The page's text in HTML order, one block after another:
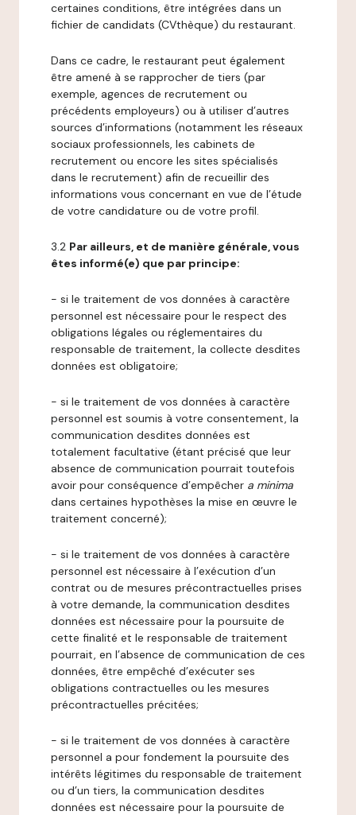
certaines conditions, être intégrées dans un
fichier de candidats (CVthèque) du restaurant.
Dans ce cadre, le restaurant peut également
être amené à se rapprocher de tiers (par
exemple, agences de recrutement ou
précédents employeurs) ou à utiliser d’autres
sources d’informations (notamment les réseaux
sociaux professionnels, les cabinets de
recrutement ou encore les sites spécialisés
dans le recrutement) afin de recueillir des
informations vous concernant en vue de l’étude
de votre candidature ou de votre profil.
3.2 Par ailleurs, et de manière générale, vous
êtes informé(e) que par principe:
- si le traitement de vos données à caractère
personnel est nécessaire pour le respect des
obligations légales ou réglementaires du
responsable de traitement, la collecte desdites
données est obligatoire;
- si le traitement de vos données à caractère
personnel est soumis à votre consentement, la
communication desdites données est
totalement facultative (étant précisé que leur
absence de communication pourrait toutefois
avoir pour conséquence d’empêcher a minima
dans certaines hypothèses la mise en œuvre le
traitement concerné);
- si le traitement de vos données à caractère
personnel est nécessaire à l’exécution d’un
contrat ou de mesures précontractuelles prises
à votre demande, la communication desdites
données est nécessaire pour la poursuite de
cette finalité et le responsable de traitement
pourrait, en l’absence de communication de ces
données, être empêché d’exécuter ses
obligations contractuelles ou les mesures
précontractuelles précitées;
- si le traitement de vos données à caractère
personnel a pour fondement la poursuite des
intérêts légitimes du responsable de traitement
ou d’un tiers, la communication desdites
données est nécessaire pour la poursuite de